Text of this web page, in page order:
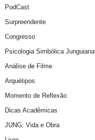
PodCast
Surpreendente
Congresso
Psicologia Simbólica Junguiana
Análise de Filme
Arquétipos
Momento de Reflexão
Dicas Acadêmicas
JUNG: Vida e Obra